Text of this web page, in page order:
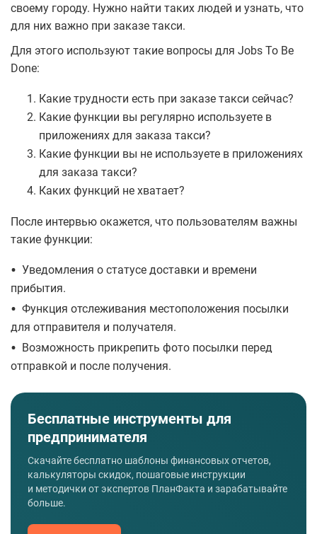
своему городу. Нужно найти таких людей и узнать, что
для них важно при заказе такси.
Для этого используют такие вопросы для Jobs To Be
Done:
Какие трудности есть при заказе такси сейчас?
Какие функции вы регулярно используете в
приложениях для заказа такси?
Какие функции вы не используете в приложениях
для заказа такси?
Каких функций не хватает?
После интервью окажется, что пользователям важны
такие функции:
• Уведомления о статусе доставки и времени
прибытия.
• Функция отслеживания местоположения посылки
для отправителя и получателя.
• Возможность прикрепить фото посылки перед
отправкой и после получения.
Бесплатные инструменты для
предпринимателя
Скачайте бесплатно шаблоны финансовых отчетов,
калькуляторы скидок, пошаговые инструкции
и методички от экспертов ПланФакта и зарабатывайте
больше.